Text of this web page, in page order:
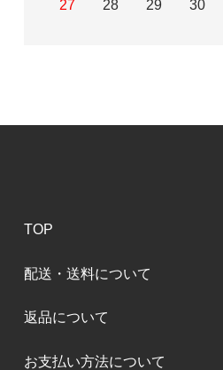
27 28 29 30
TOP
配送・送料について
返品について
お支払い方法について